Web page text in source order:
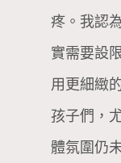
疼。我認
實需要設
用更細緻
孩子們，
體氛圍仍